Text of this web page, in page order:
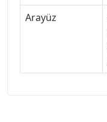
Arayüz